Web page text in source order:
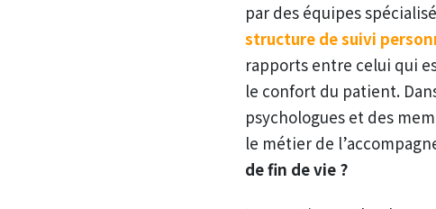
par des équipes
structure de suivi
rapports entre celui qui
le confort du patient.
psychologues et des
le métier de
de fin de vie ?